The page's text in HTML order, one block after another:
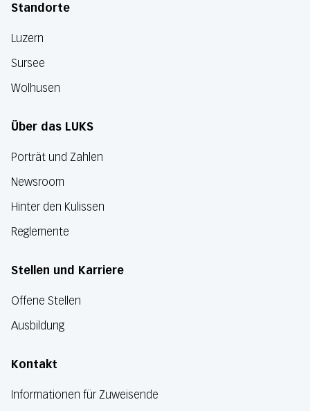
Standorte
Luzern
Sursee
Wolhusen
Über das LUKS
Porträt und Zahlen
Newsroom
Hinter den Kulissen
Reglemente
Stellen und Karriere
Offene Stellen
Ausbildung
Kontakt
Informationen für Zuweisende